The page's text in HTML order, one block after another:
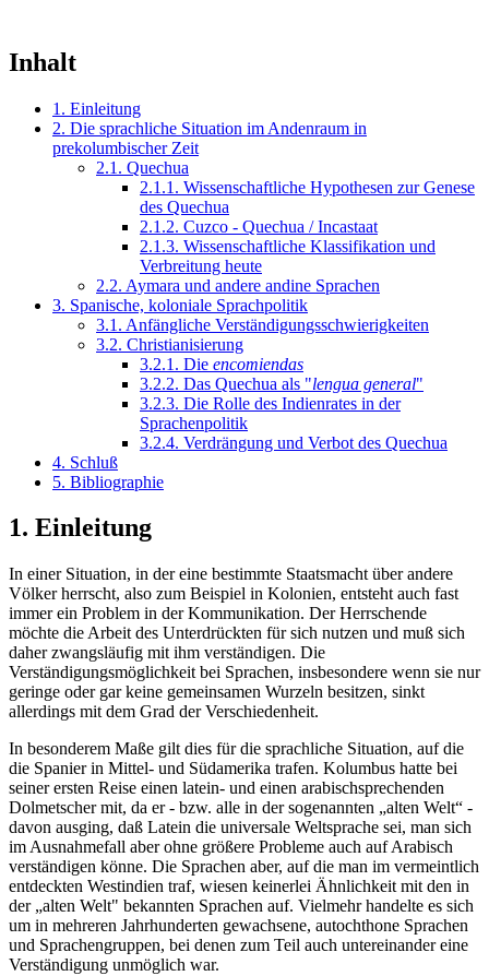
Inhalt
1. Einleitung
2. Die sprachliche Situation im Andenraum in
prekolumbischer Zeit
2.1. Quechua
2.1.1. Wissenschaftliche Hypothesen zur Genese
des Quechua
2.1.2. Cuzco - Quechua / Incastaat
2.1.3. Wissenschaftliche Klassifikation und
Verbreitung heute
2.2. Aymara und andere andine Sprachen
3. Spanische, koloniale Sprachpolitik
3.1. Anfängliche Verständigungsschwierigkeiten
3.2. Christianisierung
3.2.1. Die encomiendas
3.2.2. Das Quechua als "lengua general"
3.2.3. Die Rolle des Indienrates in der
Sprachenpolitik
3.2.4. Verdrängung und Verbot des Quechua
4. Schluß
5. Bibliographie
1. Einleitung
In einer Situation, in der eine bestimmte Staatsmacht über andere
Völker herrscht, also zum Beispiel in Kolonien, entsteht auch fast
immer ein Problem in der Kommunikation. Der Herrschende
möchte die Arbeit des Unterdrückten für sich nutzen und muß sich
daher zwangsläufig mit ihm verständigen. Die
Verständigungsmöglichkeit bei Sprachen, insbesondere wenn sie nur
geringe oder gar keine gemeinsamen Wurzeln besitzen, sinkt
allerdings mit dem Grad der Verschiedenheit.
In besonderem Maße gilt dies für die sprachliche Situation, auf die
die Spanier in Mittel- und Südamerika trafen. Kolumbus hatte bei
seiner ersten Reise einen latein- und einen arabischsprechenden
Dolmetscher mit, da er - bzw. alle in der sogenannten „alten Welt“ -
davon ausging, daß Latein die universale Weltsprache sei, man sich
im Ausnahmefall aber ohne größere Probleme auch auf Arabisch
verständigen könne. Die Sprachen aber, auf die man im vermeintlich
entdeckten Westindien traf, wiesen keinerlei Ähnlichkeit mit den in
der „alten Welt" bekannten Sprachen auf. Vielmehr handelte es sich
um in mehreren Jahrhunderten gewachsene, autochthone Sprachen
und Sprachengruppen, bei denen zum Teil auch untereinander eine
Verständigung unmöglich war.